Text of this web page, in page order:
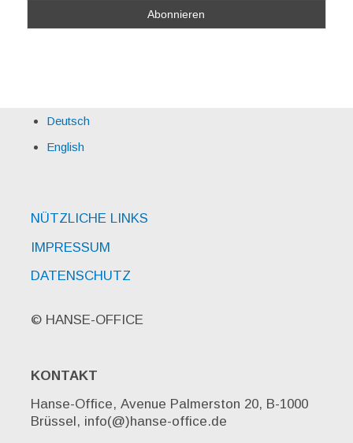
Deutsch
English
NÜTZLICHE LINKS
IMPRESSUM
DATENSCHUTZ
© HANSE-OFFICE
KONTAKT
Hanse-Office, Avenue Palmerston 20, B-1000
Brüssel, info(@)hanse-office.de